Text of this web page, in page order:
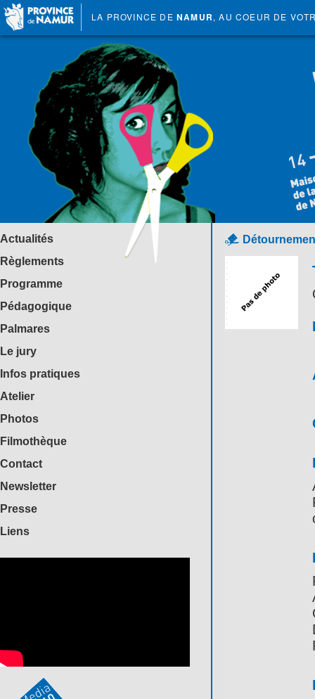
LA PROVINCE DE NAMUR, AU COEUR DE
Actualités
Règlements
Programme
Pédagogique
Palmares
Le jury
Infos pratiques
Atelier
Photos
Filmothèque
Contact
Newsletter
Presse
Liens